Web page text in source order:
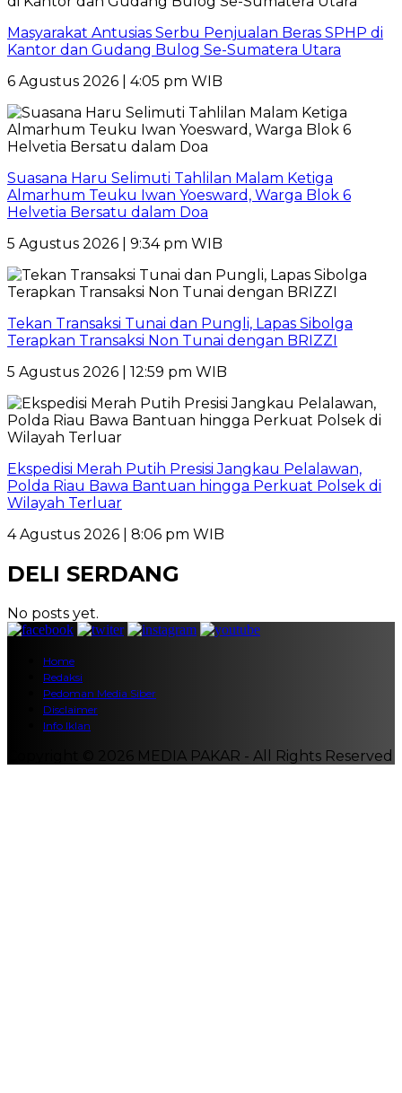
Masyarakat Antusias Serbu Penjualan Beras SPHP di
Kantor dan Gudang Bulog Se-Sumatera Utara
6 Agustus 2026 | 4:05 pm WIB
Suasana Haru Selimuti Tahlilan Malam Ketiga
Almarhum Teuku Iwan Yoesward, Warga Blok 6
Helvetia Bersatu dalam Doa
5 Agustus 2026 | 9:34 pm WIB
Tekan Transaksi Tunai dan Pungli, Lapas Sibolga
Terapkan Transaksi Non Tunai dengan BRIZZI
5 Agustus 2026 | 12:59 pm WIB
Ekspedisi Merah Putih Presisi Jangkau Pelalawan,
Polda Riau Bawa Bantuan hingga Perkuat Polsek di
Wilayah Terluar
4 Agustus 2026 | 8:06 pm WIB
DELI SERDANG
No posts yet.
Home
Redaksi
Pedoman Media Siber
Disclaimer
Info Iklan
Copyright © 2026 MEDIA PAKAR - All Rights Reserved